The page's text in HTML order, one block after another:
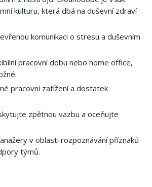
kulturu, která dbá na duševní zdraví
komunikaci o stresu a duševním
pracovní dobu nebo home office,
pracovní zatížení a dostatek
zpětnou vazbu a oceňujte
v oblasti rozpoznávání příznaků
týmů.